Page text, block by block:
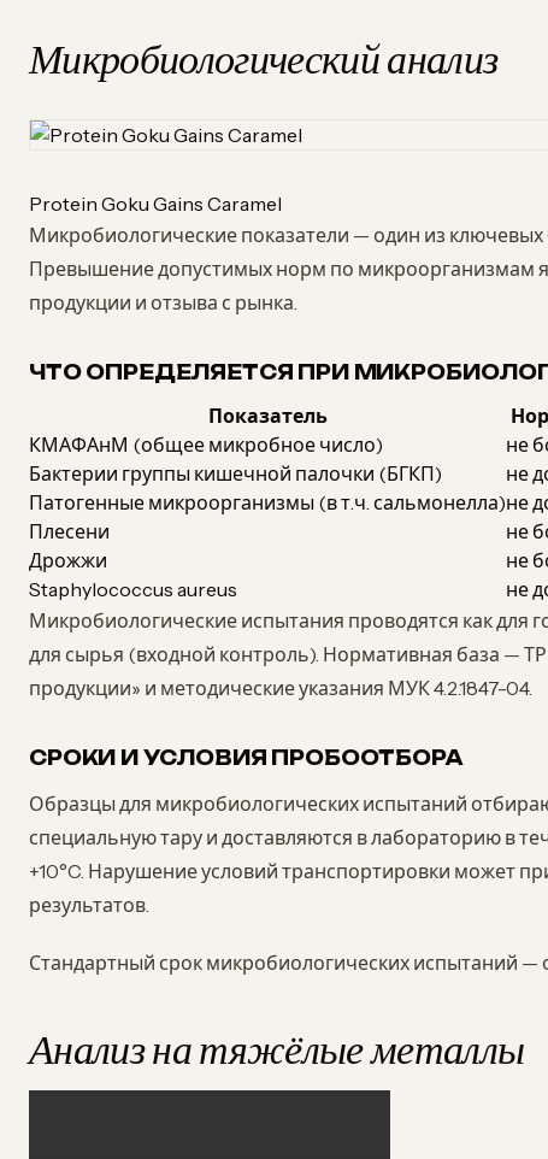
Микробиологический анализ
Protein Goku Gains Caramel
Микробиологические показатели — один из
Превышение допустимых норм по микроорганизмам
продукции и отзыва с рынка.
ЧТО ОПРЕДЕЛЯЕТСЯ ПРИ
Показатель
КМАФАнМ (общее микробное число)
не
Бактерии группы кишечной палочки (БГКП)
не
Патогенные микроорганизмы (в т.ч. сальмонелла)не
Плесени
не
Дрожжи
не
Staphylococcus aureus
не
Микробиологические испытания проводятся как для
для сырья (входной контроль). Нормативная база —
продукции» и методические указания МУК 4.2.1847-04.
СРОКИ И УСЛОВИЯ ПРОБООТБОРА
Образцы для микробиологических испытаний
специальную тару и доставляются в лабораторию в
+10°C. Нарушение условий транспортировки может
результатов.
Стандартный срок микробиологических испытаний —
Анализ на тяжёлые металлы